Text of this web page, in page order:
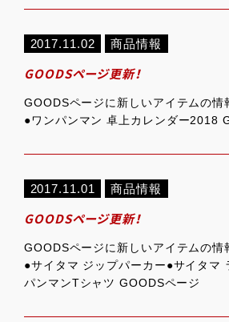
2017.11.02 商品情報
GOODSページ更新！
GOODSページに新しいアイテムの情
●ワンパンマン 卓上カレンダー2018
2017.11.01 商品情報
GOODSページ更新！
GOODSページに新しいアイテムの情
●サイタマ ジップパーカー●サイタマ
パンマンTシャツ GOODSページ